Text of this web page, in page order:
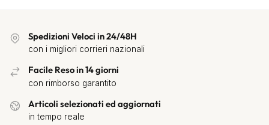
Spedizioni Veloci in 24/48H
con i migliori corrieri nazionali
Facile Reso in 14 giorni
con rimborso garantito
Articoli selezionati ed aggiornati
in tempo reale